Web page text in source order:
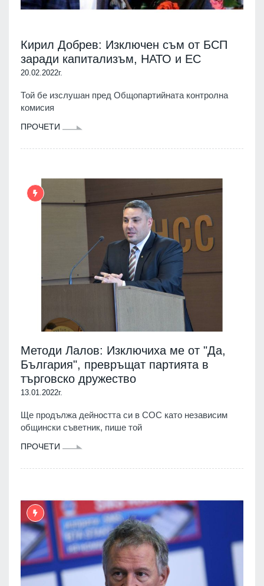
Кирил Добрев: Изключен съм от БСП
заради капитализъм, НАТО и ЕС
20.02.2022г.
Той бе изслушан пред Общопартийната контролна
комисия
ПРОЧЕТИ
Методи Лалов: Изключиха ме от "Да,
България", превръщат партията в
търговско дружество
13.01.2022г.
Ще продължа дейността си в СОС като независим
общински съветник, пише той
ПРОЧЕТИ